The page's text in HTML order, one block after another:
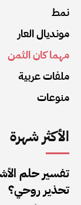
نمط
مونديال العار
مهما كان الثمن
ملفات عربية
منوعات
الأكثر شهرة
تفسير حلم
تحذير روحي؟